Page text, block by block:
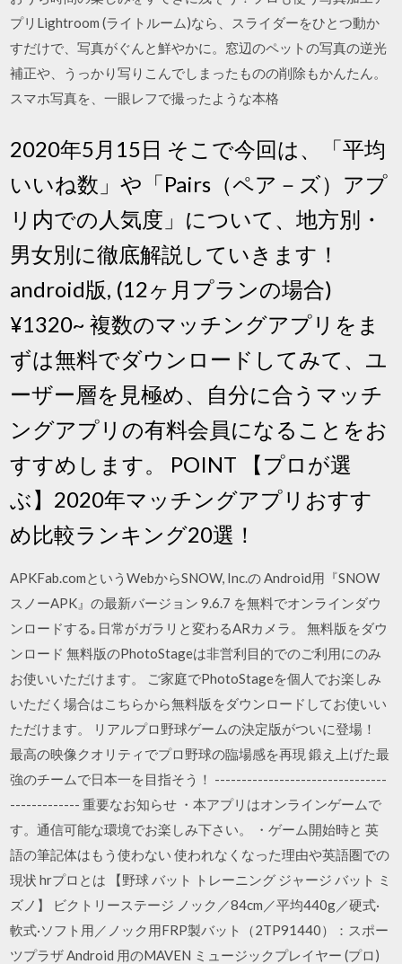
プリLightroom (ライトルーム)なら、スライダーをひとつ動か
すだけで、写真がぐんと鮮やかに。窓辺のペットの写真の逆光
補正や、うっかり写りこんでしまったものの削除もかんたん。
スマホ写真を、一眼レフで撮ったような本格
2020年5月15日 そこで今回は、「平均
いいね数」や「Pairs（ペア－ズ）アプ
リ内での人気度」について、地方別・
男女別に徹底解説していきます！
android版, (12ヶ月プランの場合)
¥1320~ 複数のマッチングアプリをま
ずは無料でダウンロードしてみて、ユ
ーザー層を見極め、自分に合うマッチ
ングアプリの有料会員になることをお
すすめします。 POINT 【プロが選
ぶ】2020年マッチングアプリおすす
め比較ランキング20選！
APKFab.comというWebからSNOW, Inc.の Android用『SNOW
スノーAPK』の最新バージョン 9.6.7 を無料でオンラインダウ
ンロードする｡日常がガラリと変わるARカメラ。 無料版をダウ
ンロード 無料版のPhotoStageは非営利目的でのご利用にのみ
お使いいただけます。 ご家庭でPhotoStageを個人でお楽しみ
いただく場合はこちらから無料版をダウンロードしてお使いい
ただけます。 リアルプロ野球ゲームの決定版がついに登場！
最高の映像クオリティでプロ野球の臨場感を再現 鍛え上げた最
強のチームで日本一を目指そう！ --------------------------------
------------- 重要なお知らせ ・本アプリはオンラインゲームで
す。通信可能な環境でお楽しみ下さい。 ・ゲーム開始時と 英
語の筆記体はもう使わない 使われなくなった理由や英語圏での
現状 hrプロとは 【野球 バット トレーニング ジャージ バット ミ
ズノ】 ビクトリーステージ ノック／84cm／平均440g／硬式·
軟式·ソフト用／ノック用FRP製バット（2TP91440）：スポー
ツプラザ Android 用のMAVEN ミュージックプレイヤー (プロ)